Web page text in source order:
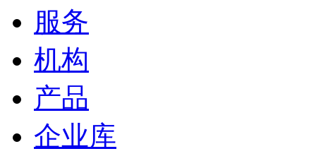
服务
机构
产品
企业库